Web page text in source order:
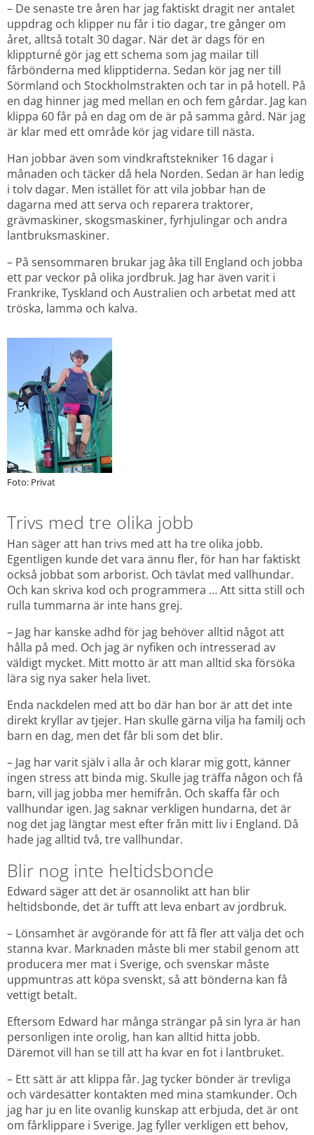
– De senaste tre åren har jag faktiskt dragit ner antalet
uppdrag och klipper nu får i tio dagar, tre gånger om
året, alltså totalt 30 dagar. När det är dags för en
klippturné gör jag ett schema som jag mailar till
fårbönderna med klipptiderna. Sedan kör jag ner till
Sörmland och Stockholmstrakten och tar in på hotell. På
en dag hinner jag med mellan en och fem gårdar. Jag kan
klippa 60 får på en dag om de är på samma gård. När jag
är klar med ett område kör jag vidare till nästa.
Han jobbar även som vindkraftstekniker 16 dagar i
månaden och täcker då hela Norden. Sedan är han ledig
i tolv dagar. Men istället för att vila jobbar han de
dagarna med att serva och reparera traktorer,
grävmaskiner, skogsmaskiner, fyrhjulingar och andra
lantbruksmaskiner.
– På sensommaren brukar jag åka till England och jobba
ett par veckor på olika jordbruk. Jag har även varit i
Frankrike, Tyskland och Australien och arbetat med att
tröska, lamma och kalva.
Foto: Privat
Trivs med tre olika jobb
Han säger att han trivs med att ha tre olika jobb.
Egentligen kunde det vara ännu fler, för han har faktiskt
också jobbat som arborist. Och tävlat med vallhundar.
Och kan skriva kod och programmera … Att sitta still och
rulla tummarna är inte hans grej.
– Jag har kanske adhd för jag behöver alltid något att
hålla på med. Och jag är nyfiken och intresserad av
väldigt mycket. Mitt motto är att man alltid ska försöka
lära sig nya saker hela livet.
Enda nackdelen med att bo där han bor är att det inte
direkt kryllar av tjejer. Han skulle gärna vilja ha familj och
barn en dag, men det får bli som det blir.
– Jag har varit själv i alla år och klarar mig gott, känner
ingen stress att binda mig. Skulle jag träffa någon och få
barn, vill jag jobba mer hemifrån. Och skaffa får och
vallhundar igen. Jag saknar verkligen hundarna, det är
nog det jag längtar mest efter från mitt liv i England. Då
hade jag alltid två, tre vallhundar.
Blir nog inte heltidsbonde
Edward säger att det är osannolikt att han blir
heltidsbonde, det är tufft att leva enbart av jordbruk.
– Lönsamhet är avgörande för att få fler att välja det och
stanna kvar. Marknaden måste bli mer stabil genom att
producera mer mat i Sverige, och svenskar måste
uppmuntras att köpa svenskt, så att bönderna kan få
vettigt betalt.
Eftersom Edward har många strängar på sin lyra är han
personligen inte orolig, han kan alltid hitta jobb.
Däremot vill han se till att ha kvar en fot i lantbruket.
– Ett sätt är att klippa får. Jag tycker bönder är trevliga
och värdesätter kontakten med mina stamkunder. Och
jag har ju en lite ovanlig kunskap att erbjuda, det är ont
om fårklippare i Sverige. Jag fyller verkligen ett behov,